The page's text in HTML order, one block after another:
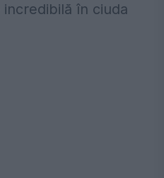
incredibilă în ciuda